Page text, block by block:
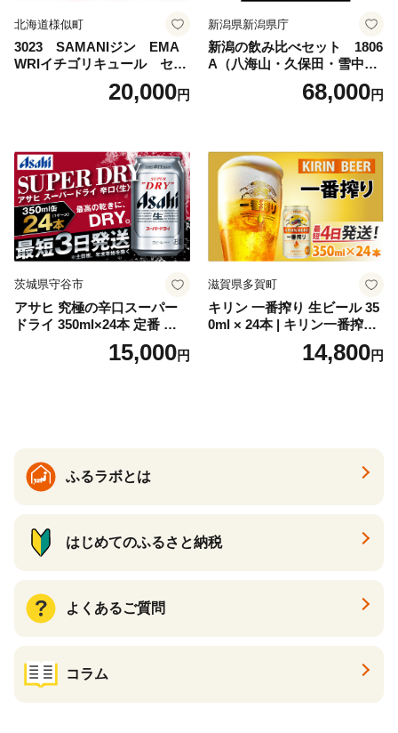
北海道様似町
3023 SAMANIジン EMA
WRIイチゴリキュール セッ
ト（箱入り）【大人の味 酒
お酒 洋酒 スピリッツ クラフ
セット 詰め合わせ カクテル
ソーダ割り アルコール ロッ
ク ソーダ ジントニック 】
20,000円
新潟県新潟県庁
新潟の飲み比べセット 1806
A（八海山・久保田・雪中
梅・越乃寒梅・かたふね・千
68,000円
茨城県守谷市
アサヒ 究極の辛口スーパー
ドライ 350ml×24本 定番 ビー
ル 缶ビール 酒 お酒 アルコー
15,000円
滋賀県多賀町
キリン 一番搾り 生ビール 35
0ml × 24本 | キリン一番搾り
キリンビール 一番搾り ビー
ル 24缶 きりんいちばんしぼ
14,800円
ふるラボとは
はじめてのふるさと納税
よくあるご質問
コラム